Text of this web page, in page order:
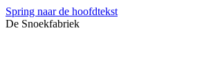
Spring naar de hoofdtekst
De Snoekfabriek